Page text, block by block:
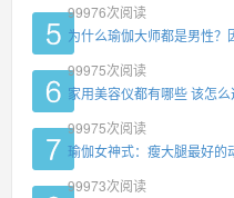
99976次阅读
为什么瑜伽大师都是男性
99975次阅读
家用美容仪都有哪些 该怎
99975次阅读
瑜伽女神式：瘦大腿最好的
99973次阅读